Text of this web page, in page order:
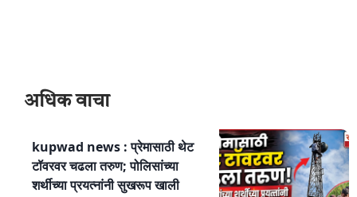
अधिक वाचा
kupwad news : प्रेमासाठी थेट
टॉवरवर चढला तरुण; पोलिसांच्या
शर्थीच्या प्रयत्नांनी सुखरूप खाली